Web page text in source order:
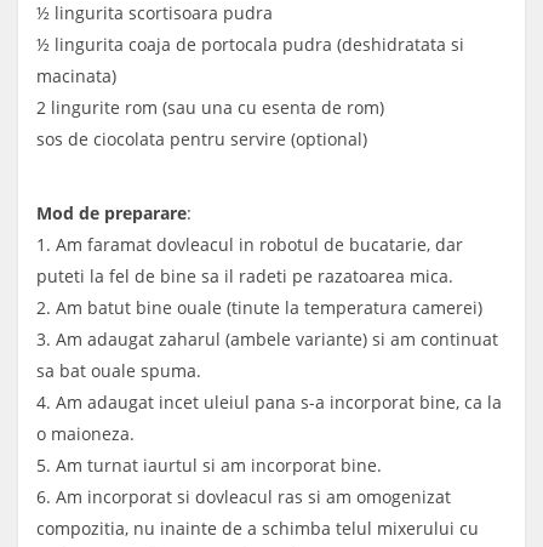
½ lingurita scortisoara pudra
½ lingurita coaja de portocala pudra (deshidratata si
macinata)
2 lingurite rom (sau una cu esenta de rom)
sos de ciocolata pentru servire (optional)
Mod de preparare:
1. Am faramat dovleacul in robotul de bucatarie, dar
puteti la fel de bine sa il radeti pe razatoarea mica.
2. Am batut bine ouale (tinute la temperatura camerei)
3. Am adaugat zaharul (ambele variante) si am continuat
sa bat ouale spuma.
4. Am adaugat incet uleiul pana s-a incorporat bine, ca la
o maioneza.
5. Am turnat iaurtul si am incorporat bine.
6. Am incorporat si dovleacul ras si am omogenizat
compozitia, nu inainte de a schimba telul mixerului cu